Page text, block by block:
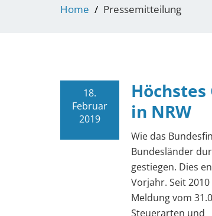
Home Pressemitteilung
18.
Februar
2019
in NRW
Wie das
Bundesländer
gestiegen. Dies
Vorjahr. Seit
Meldung vom
Steu­er­ar­ten und